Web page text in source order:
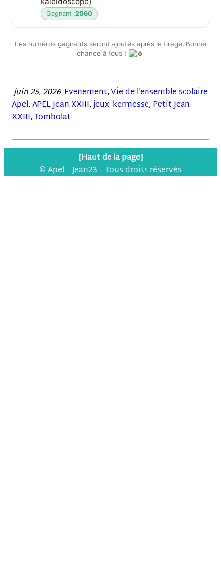
Gagnant :2060
Les numéros gagnants seront ajoutés après le tirage. Bonne
chance à tous !
juin 25, 2026 Evenement, Vie de l’ensemble scolaire
Apel, APEL Jean XXIII, jeux, kermesse, Petit Jean
XXIII, Tombolat
© Apel – Jean23 – Tous droits réservés
[Haut de la page]